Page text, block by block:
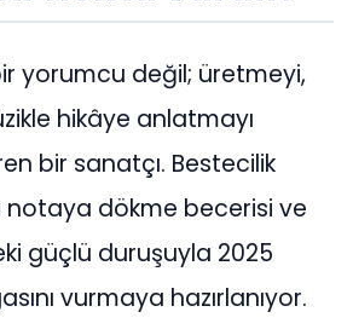
yorumcu değil; üretmeyi,
hikâye anlatmayı
bir sanatçı. Bestecilik
dökme becerisi ve
güçlü duruşuyla 2025
vurmaya hazırlanıyor.